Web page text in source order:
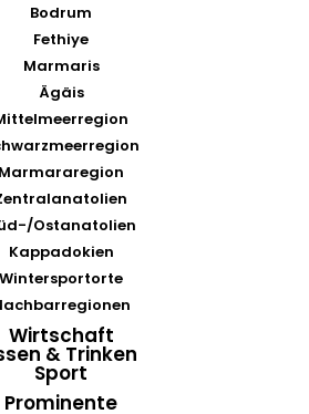
Bodrum
Fethiye
Marmaris
Ägäis
Marmararegion
Ostanatolien
Kappadokien
Wintersportorte
Wirtschaft
& Trinken
Sport
Prominente